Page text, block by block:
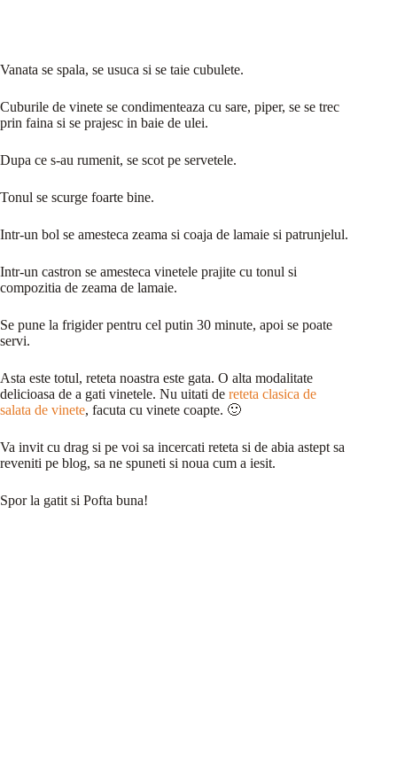
Vanata se spala, se usuca si se taie cubulete.
Cuburile de vinete se condimenteaza cu sare, piper, se se trec
prin faina si se prajesc in baie de ulei.
Dupa ce s-au rumenit, se scot pe servetele.
Tonul se scurge foarte bine.
Intr-un bol se amesteca zeama si coaja de lamaie si patrunjelul.
Intr-un castron se amesteca vinetele prajite cu tonul si
compozitia de zeama de lamaie.
Se pune la frigider pentru cel putin 30 minute, apoi se poate
servi.
Asta este totul, reteta noastra este gata. O alta modalitate
delicioasa de a gati vinetele. Nu uitati de reteta clasica de
salata de vinete, facuta cu vinete coapte. 🙂
Va invit cu drag si pe voi sa incercati reteta si de abia astept sa
reveniti pe blog, sa ne spuneti si noua cum a iesit.
Spor la gatit si Pofta buna!